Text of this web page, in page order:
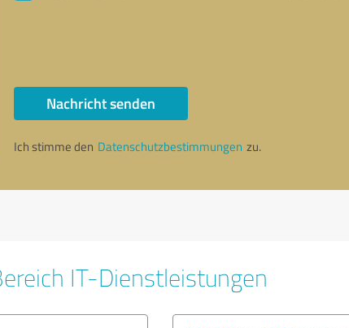
Nachricht senden
Ich stimme den Datenschutzbestimmungen zu.
IT-Dienstleistungen